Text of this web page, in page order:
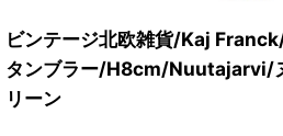
ビンテージ北欧雑貨/Kaj
タンブラー/H8cm/Nuutajarvi/
リーン